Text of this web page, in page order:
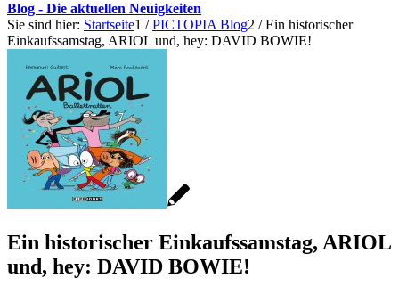
Blog - Die aktuellen Neuigkeiten
Sie sind hier: Startseite1 / PICTOPIA Blog2 / Ein historischer
Einkaufssamstag, ARIOL und, hey: DAVID BOWIE!
Ein historischer Einkaufssamstag, ARIOL
und, hey: DAVID BOWIE!